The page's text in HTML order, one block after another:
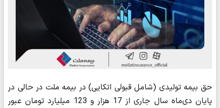
حق بیمه تولیدی (شامل قبولی اتکایی) در بیمه ملت در حالی در
پایان دی‌ماه سال جاری از 17 هزار و 123 میلیارد تومان عبور